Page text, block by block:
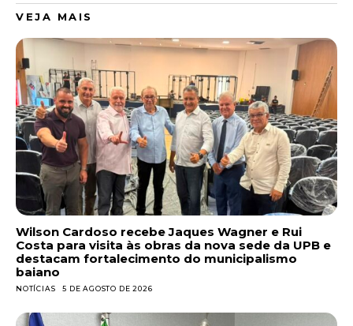
VEJA MAIS
Wilson Cardoso recebe Jaques Wagner e Rui
Costa para visita às obras da nova sede da UPB e
destacam fortalecimento do municipalismo
baiano
NOTÍCIAS 5 DE AGOSTO DE 2026